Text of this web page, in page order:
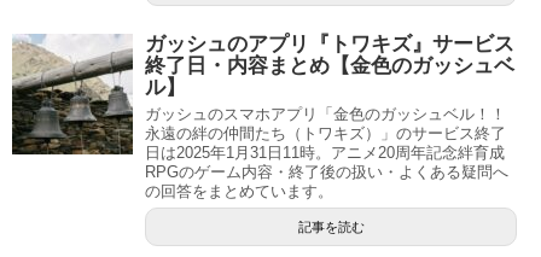
ガッシュのアプリ『トワキズ』サービス
終了日・内容まとめ【金色のガッシュベ
ル】
ガッシュのスマホアプリ「金色のガッシュベル！！
永遠の絆の仲間たち（トワキズ）」のサービス終了
日は2025年1月31日11時。アニメ20周年記念絆育成
RPGのゲーム内容・終了後の扱い・よくある疑問へ
の回答をまとめています。
記事を読む